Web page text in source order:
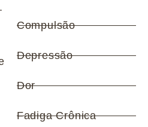
Compulsão
Depressão
Dor
Fadiga Crônica